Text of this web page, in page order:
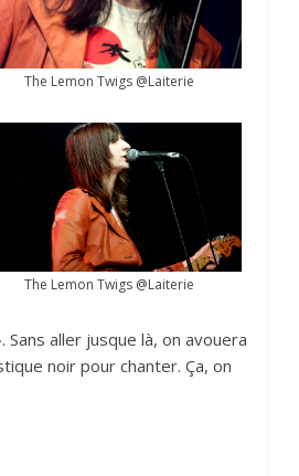
The Lemon Twigs @Laiterie
The Lemon Twigs @Laiterie
aller jusque là, on avouera
noir pour chanter. Ça, on